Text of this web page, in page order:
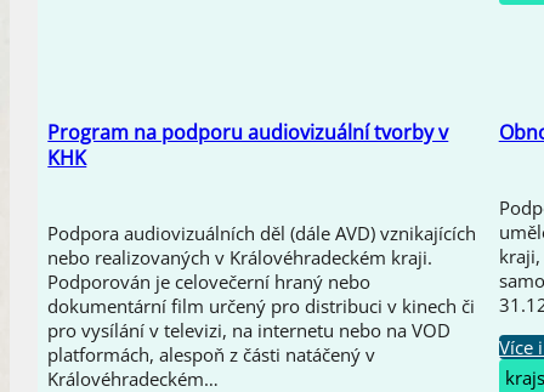
Program na podporu audiovizuální tvorby v
KHK
Podpora audiovizuálních děl (dále AVD) vznikajících
nebo realizovaných v Královéhradeckém kraji.
Podporován je celovečerní hraný nebo
dokumentární film určený pro distribuci v kinech či
pro vysílání v televizi, na internetu nebo na VOD
platformách, alespoň z části natáčený v
Královéhradeckém…
Více